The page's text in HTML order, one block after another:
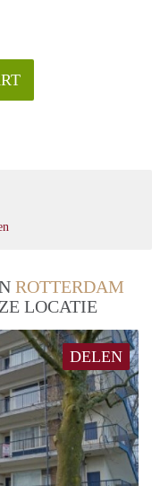
ROTTERDAM
LOCATIE
DELEN